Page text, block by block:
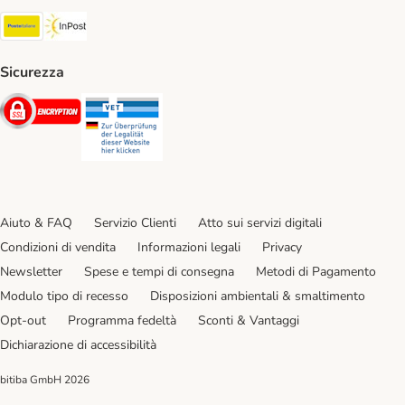
Poste Italiane. Shipping Method
Sicurezza
Security
Aiuto & FAQ Servizio Clienti
Atto sui servizi digitali
Condizioni di vendita
Informazioni legali
Privacy
Newsletter
Spese e tempi di consegna
Metodi di Pagamento
Modulo tipo di recesso
Disposizioni ambientali & smaltimento
Opt-out
Programma fedeltà
Sconti & Vantaggi
Dichiarazione di accessibilità
bitiba GmbH 2026